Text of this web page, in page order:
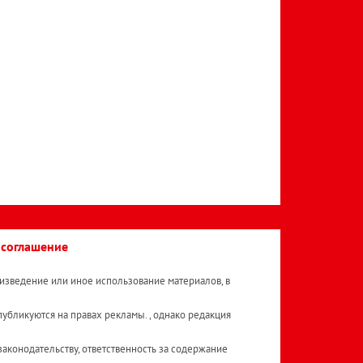
или иное использование материалов, в
на правах рекламы. , однако редакция
ответственность за содержание